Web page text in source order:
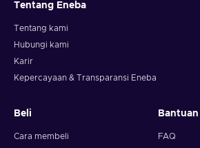
Tentang Eneba
Tentang kami
Hubungi kami
Karir
Kepercayaan & Transparansi Eneba
Beli
Cara membeli
Bantuan
FAQ